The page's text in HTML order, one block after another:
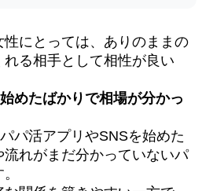
にとっては、ありのままの
る相手として相性が良い
めたばかりで相場が分かっ
パ活アプリやSNSを始めた
れがまだ分かっていないパ